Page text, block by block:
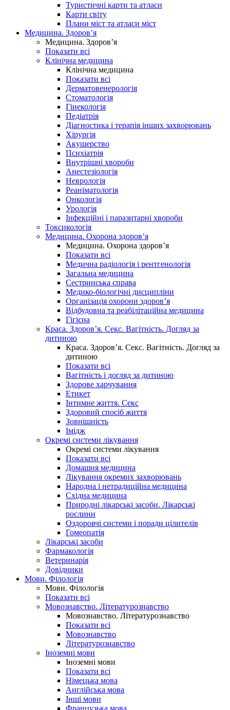
Туристичні карти та атласи
Карти світу
Плани міст та атласи міст
Медицина. Здоров’я
Медицина. Здоров’я
Показати всі
Клінічна медицина
Клінічна медицина
Показати всі
Дерматовенерологія
Стоматологія
Гінекологія
Педіатрія
Діагностика і терапія інших захворювань
Хірургія
Акушерство
Психіатрія
Внутрішні хвороби
Анестезіологія
Неврологія
Реаніматологія
Онкологія
Урологія
Інфекційні і паразитарні хвороби
Токсикологія
Медицина. Охорона здоров’я
Медицина. Охорона здоров’я
Показати всі
Медична радіологія і рентгенологія
Загальна медицина
Сестринська справа
Медико-біологічні дисципліни
Організація охорони здоров’я
Відбудовна та реабілітаційна медицина
Гігієна
Краса. Здоров’я. Секс. Вагітність. Догляд за
дитиною
Краса. Здоров’я. Секс. Вагітність. Догляд за
дитиною
Показати всі
Вагітність і догляд за дитиною
Здорове харчування
Етикет
Інтимне життя. Секс
Здоровий спосіб життя
Зовнішність
Імідж
Окремі системи лікування
Окремі системи лікування
Показати всі
Домашня медицина
Лікування окремих захворювань
Народна і нетрадиційна медицина
Східна медицина
Природні лікарські засоби. Лікарські
рослини
Оздоровчі системи і поради цілителів
Гомеопатія
Лікарські засоби
Фармакологія
Ветеринарія
Довідники
Мови. Філологія
Мови. Філологія
Показати всі
Мовознавство. Літературознавство
Мовознавство. Літературознавство
Показати всі
Мовознавство
Літературознавство
Іноземні мови
Іноземні мови
Показати всі
Німецька мова
Англійська мова
Інші мови
Французька мова